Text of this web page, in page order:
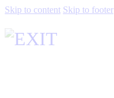
Skip to content Skip to footer